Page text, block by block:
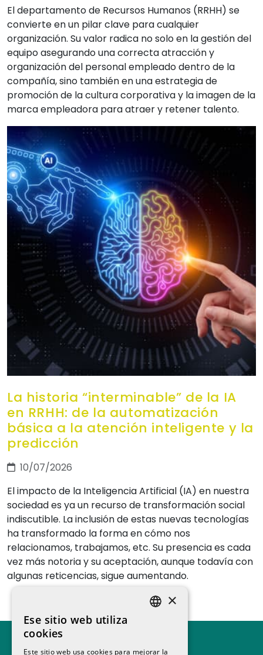
El departamento de Recursos Humanos (RRHH) se
convierte en un pilar clave para cualquier
organización. Su valor radica no solo en la gestión del
equipo asegurando una correcta atracción y
organización del personal empleado dentro de la
compañía, sino también en una estrategia de
promoción de la cultura corporativa y la imagen de la
marca empleadora para atraer y retener talento.
La historia “interminable” de la IA
en RRHH: de la automatización
básica a la atención inteligente y la
predicción
10/07/2026
El impacto de la Inteligencia Artificial (IA) en nuestra
sociedad es ya un recurso de transformación social
indiscutible. La inclusión de estas nuevas tecnologías
ha transformado la forma en cómo nos
relacionamos, trabajamos, etc. Su presencia es cada
vez más notoria y su aceptación, aunque todavía con
algunas reticencias, sigue aumentando.
×
Ese sitio web utiliza
cookies
Este sitio web usa cookies para mejorar la